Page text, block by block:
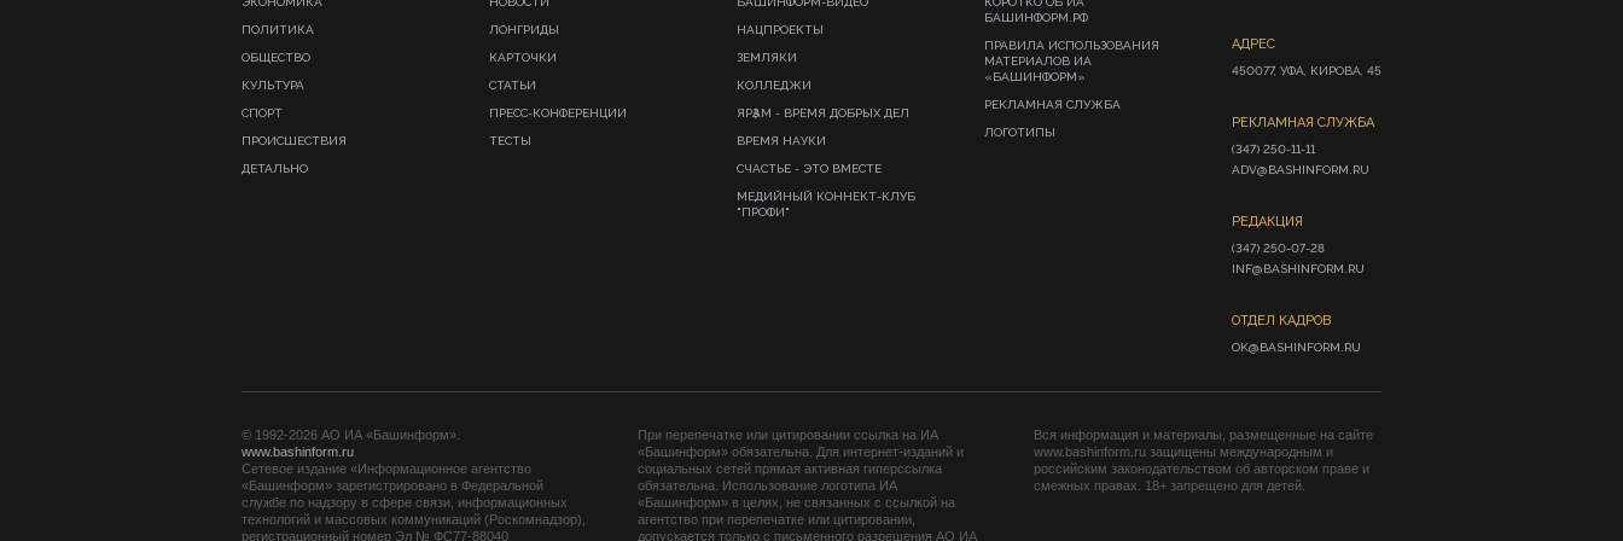
ПОЛИТИКА
ОБЩЕСТВО
КУЛЬТУРА
СПОРТ
ПРОИСШЕСТВИЯ
ДЕТАЛЬНО
ЛОНГРИДЫ
КАРТОЧКИ
СТАТЬИ
ПРЕСС-КОНФЕРЕНЦИИ
ТЕСТЫ
НАЦПРОЕКТЫ
ЗЕМЛЯКИ
КОЛЛЕДЖИ
ЯРҘАМ - ВРЕМЯ ДОБРЫХ ДЕЛ
ВРЕМЯ НАУКИ
СЧАСТЬЕ - ЭТО ВМЕСТЕ
МЕДИЙНЫЙ КОННЕКТ-КЛУБ
"ПРОФИ"
БАШИНФОРМ.РФ
ПРАВИЛА ИСПОЛЬЗОВАНИЯ
МАТЕРИАЛОВ ИА
«БАШИНФОРМ»
РЕКЛАМНАЯ СЛУЖБА
ЛОГОТИПЫ
АДРЕС
450077, УФА, КИРОВА, 45
РЕКЛАМНАЯ СЛУЖБА
(347) 250-11-11
ADV@BASHINFORM.RU
РЕДАКЦИЯ
(347) 250-07-28
INF@BASHINFORM.RU
ОТДЕЛ КАДРОВ
OK@BASHINFORM.RU
© 1992-2026 АО ИА «Башинформ».
www.bashinform.ru
Сетевое издание «Информационное агентство
«Башинформ» зарегистрировано в Федеральной
службе по надзору в сфере связи, информационных
технологий и массовых коммуникаций (Роскомнадзор),
регистрационный номер Эл № ФС77-88040
При перепечатке или цитировании ссылка на ИА
«Башинформ» обязательна. Для интернет-изданий и
социальных сетей прямая активная гиперссылка
обязательна. Использование логотипа ИА
«Башинформ» в целях, не связанных с ссылкой на
агентство при перепечатке или цитировании,
допускается только с письменного разрешения АО ИА
Вся информация и материалы, размещенные на сайте
www.bashinform.ru защищены международным и
российским законодательством об авторском праве и
смежных правах. 18+ запрещено для детей.